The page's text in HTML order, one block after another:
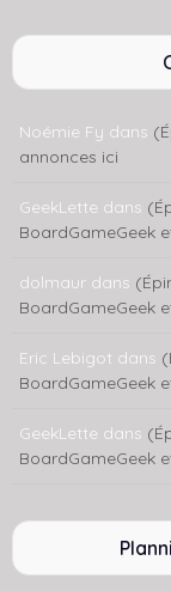
Noémie Fy dans
annonces ici
GeekLette dans
BoardGameGeek
dolmaur dans
BoardGameGeek
Eric Lebigot dans
BoardGameGeek
GeekLette dans
BoardGameGeek